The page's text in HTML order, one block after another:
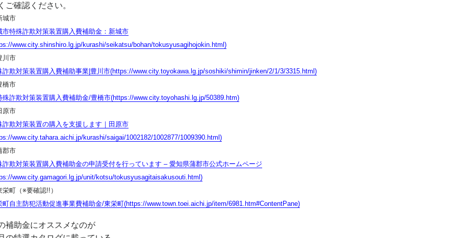
ご確認ください。
市
市特殊詐欺対策装置購入費補助金：新城市
www.city.shinshiro.lg.jp/kurashi/seikatsu/bohan/tokusyusagihojokin.html)
市
詐欺対策装置購入費補助事業|豊川市(https://www.city.toyokawa.lg.jp/soshiki/shimin/jinken/2/1/3/3315.html)
市
詐欺対策装置購入費補助金/豊橋市(https://www.city.toyohashi.lg.jp/50389.htm)
市
詐欺対策装置の購入を支援します｜田原市
www.city.tahara.aichi.jp/kurashi/saigai/1002182/1002877/1009390.html)
市
詐欺対策装置購入費補助金の申請受付を行っています – 愛知県蒲郡市公式ホームページ
www.city.gamagori.lg.jp/unit/kotsu/tokusyusagitaisakusouti.html)
町（※要確認!!）
町自主防犯活動促進事業費補助金/東栄町(https://www.town.toei.aichi.jp/item/6981.htm#ContentPane)
補助金にオススメなのが